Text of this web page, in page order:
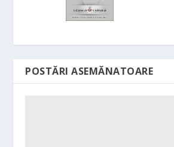
POSTĂRI ASEMĂNATOARE